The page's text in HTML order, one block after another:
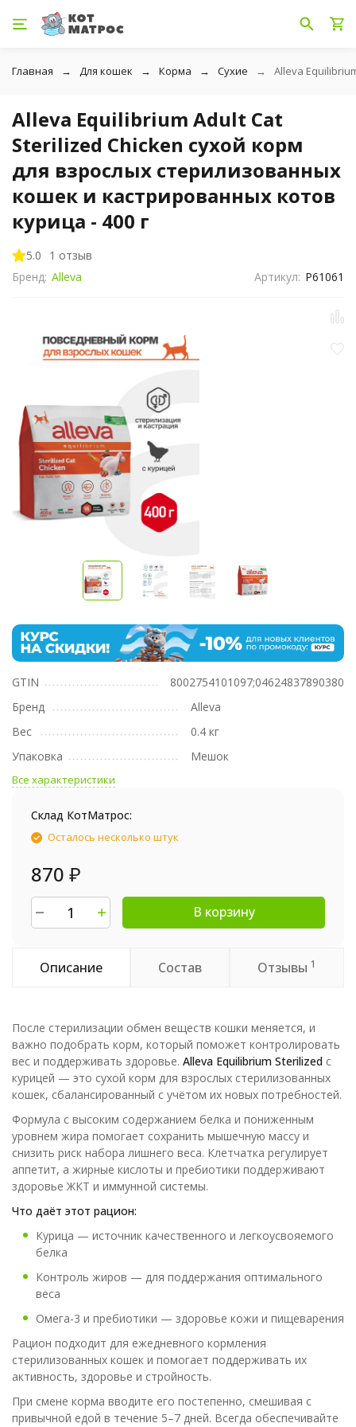
Главная Для кошек Корма Сухие Alleva
Alleva Equilibrium Adult Cat
Sterilized Chicken сухой корм
для взрослых стерилизованных
кошек и кастрированных котов
курица - 400 г
5.0
1 отзыв
Бренд: Alleva Артикул: P61061
GTIN
8002754101097;04624837890380
Бренд
Alleva
Вес
0.4 кг
Упаковка
Мешок
Все характеристики
Склад КотМатрос:
Осталось несколько штук
870 ₽
В корзину
Описание Состав Отзывы 1
После стерилизации обмен веществ кошки меняется, и
важно подобрать корм, который поможет контролировать
вес и поддерживать здоровье. Alleva Equilibrium Sterilized с
курицей — это сухой корм для взрослых стерилизованных
кошек, сбалансированный с учётом их новых потребностей.
Формула с высоким содержанием белка и пониженным
уровнем жира помогает сохранить мышечную массу и
снизить риск набора лишнего веса. Клетчатка регулирует
аппетит, а жирные кислоты и пребиотики поддерживают
здоровье ЖКТ и иммунной системы.
Что даёт этот рацион:
Курица — источник качественного и легкоусвояемого
белка
Контроль жиров — для поддержания оптимального
веса
Омега-3 и пребиотики — здоровье кожи и пищеварения
Рацион подходит для ежедневного кормления
стерилизованных кошек и помогает поддерживать их
активность, здоровье и стройность.
При смене корма вводите его постепенно, смешивая с
привычной едой в течение 5–7 дней. Всегда обеспечивайте